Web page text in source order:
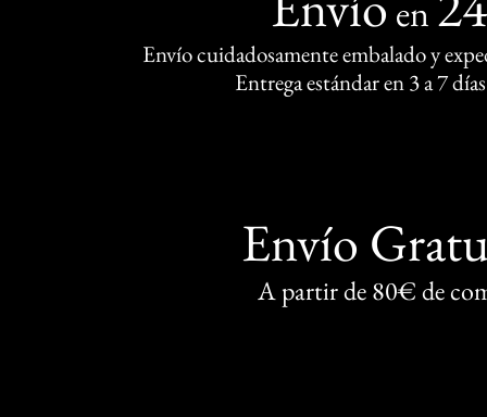
en
Envío cuidadosamente embalado y
Entrega estándar en 3 a 7
Envío
A partir de 80€ de